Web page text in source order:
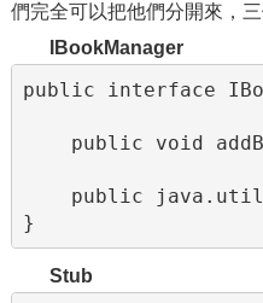
們完全可以把他們分開來，三
IBookManager
public interface
public void
public
}
Stub